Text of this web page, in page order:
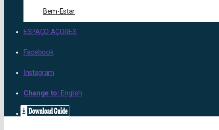
Bem-Estar
ESPAÇO AÇORES
Facebook
Instagram
Change to: English